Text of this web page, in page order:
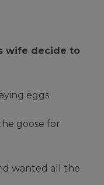
wife decide to
eggs.
goose for
wanted all the